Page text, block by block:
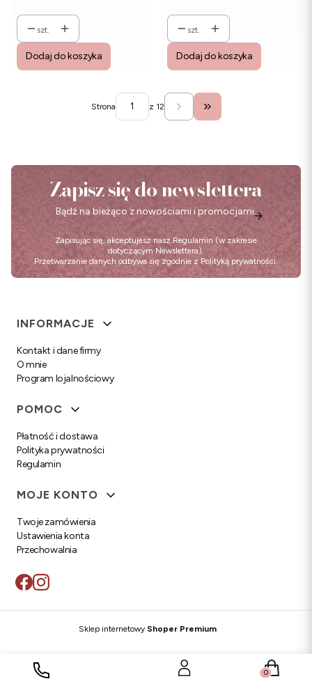
szt.
Dodaj do koszyka
szt.
Dodaj do koszyka
Strona z 12 Przejdź do ostatniej
Zapisz się do newslettera
Bądź na bieżąco z nowościami i promocjami.
Zapisując się, akceptujesz nasz Regulamin (w zakresie
dotyczącym Newslettera).
Przetwarzanie danych odbywa się zgodnie z Polityką prywatności.
Linki w stopce
INFORMACJE
Kontakt i dane firmy
O mnie
Program lojalnościowy
POMOC
Płatność i dostawa
Polityka prywatności
Regulamin
MOJE KONTO
Twoje zamówienia
Ustawienia konta
Przechowalnia
Sklep internetowy Shoper Premium
Produkty